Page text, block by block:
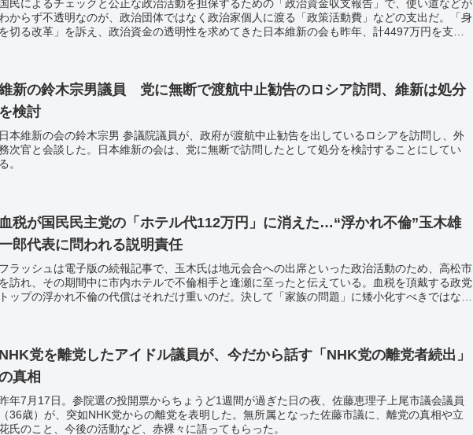
国民によるチェックと公正な政治活動を担保するための「政治資金収支報告」で、使い道などが
わからず不透明なのが、政治団体ではなく政治家個人に渡る「政策活動費」などの支出だ。「身
を切る改革」を訴え、政治資金の透明性を求めてきた日本維新の会も昨年、計4497万円を支出
新の鈴木宗男議員 党に無断で渡航中止勧告のロシア訪問、維新は処分
を検討
日本維新の会の鈴木宗男 参議院議員が、政府が渡航中止勧告を出しているロシアを訪問し、外
次官と会談した。日本維新の会は、党に無断で訪問したとして処分を検討することにしてい
る。
血税が国民民主党の「ホテル代112万円」に消えた…“浮かれ不倫”玉木雄
郎代表に問われる説明責任
フラッシュは電子版の続報記事で、玉木氏は地元会合への出席といった政治活動のため、高松市
を訪れ、その期間中に市内ホテルで不倫相手と逢瀬に至ったと伝えている。血税を頂戴する政党
トップの浮かれ不倫の代償はそれだけ重いのだ。決して「家族の問題」に矮小化すべきではな
NHK党を離党したアイドル議員が、今だから話す「NHK党の離党者続出」
真相
年7月17日。参院選の投開票からちょうど1週間が過ぎた日の夜、佐藤恵理子上尾市議会議員
（36歳）が、突如NHK党からの離党を表明した。無所属となった佐藤市議に、離党の真相や立
氏のこと、今後の活動など、赤裸々に語ってもらった。